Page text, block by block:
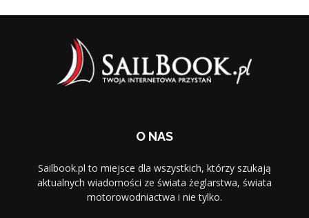
O NAS
Sailbook.pl to miejsce dla wszystkich, którzy szukają
aktualnych wiadomości ze świata żeglarstwa, świata
motorowodniactwa i nie tylko.